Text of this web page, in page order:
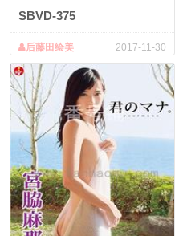
SBVD-375
2017-11-30
后藤田绘美